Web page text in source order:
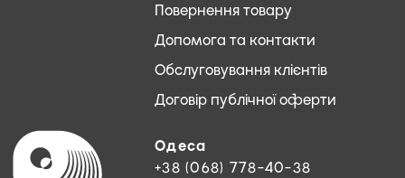
Одеса
+38 (068) 778-40-38
Повернення товару
Допомога та контакти
Обслуговування клієнтів
Договір публічної оферти